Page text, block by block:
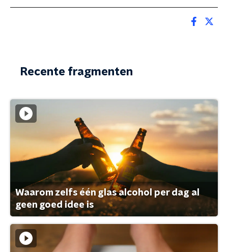
Recente fragmenten
Waarom zelfs één glas alcohol per dag al
geen goed idee is